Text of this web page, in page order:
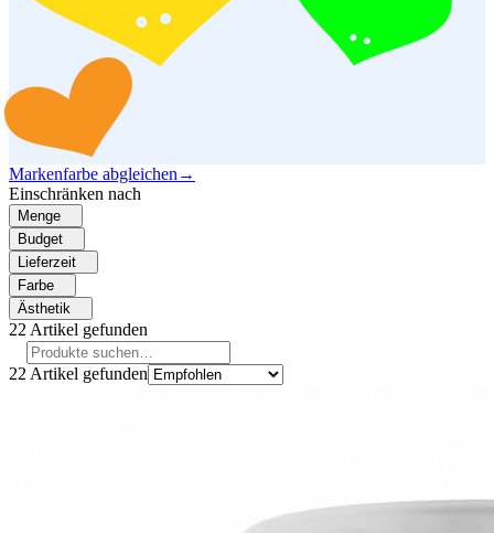
Markenfarbe abgleichen →
Einschränken nach
Menge
Budget
Lieferzeit
Farbe
Ästhetik
22 Artikel gefunden
22 Artikel gefunden